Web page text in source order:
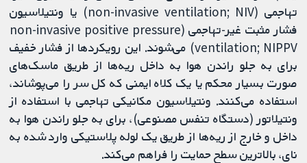
تهاجمی (non-invasive ventilation; NIV) یا ونتیلاسیون
فشار مثبت غیر-تهاجمی (non-invasive positive pressure
ventilation; NIPPV) می‌شوند. این رویکرد‌ها از فشار خفیف
برای به جلو راندن هوا به داخل ریه‌ها از طریق ماسک‌های
صورت بسیار محکم یا یک کلاه ایمنی که کل سر را می‌پوشاند،
استفاده می‌کنند. ونتیلاسیون مکانیکی تهاجمی با استفاده از
ونتیلاتور (دستگاه تنفس مصنوعی)، برای به جلو راندن هوا به
داخل و خارج از ریه‌ها از طریق یک لوله پلاستیکی وارد شده به
نای، بالاترین سطح حمایت را فراهم می‌کند.